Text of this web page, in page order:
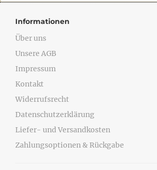
Informationen
Über uns
Unsere AGB
Impressum
Kontakt
Widerrufsrecht
Datenschutzerklärung
Liefer- und Versandkosten
Zahlungsoptionen & Rückgabe